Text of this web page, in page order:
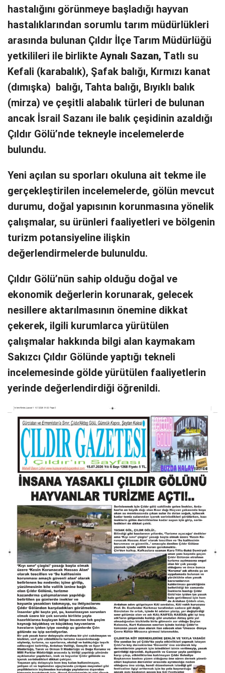
hastalığını görünmeye başladığı hayvan
hastalıklarından sorumlu tarım müdürlükleri
arasında bulunan Çıldır İlçe Tarım Müdürlüğü
yetkilileri ile birlikte Aynalı Sazan, Tatlı su
Kefali (karabalık), Şafak balığı, Kırmızı kanat
(dımışka) balığı, Tahta balığı, Bıyıklı balık
(mirza) ve çeşitli alabalık türleri de bulunan
ancak İsrail Sazanı ile balık çeşidinin azaldığı
Çıldır Gölü’nde tekneyle incelemelerde
bulundu.
Yeni açılan su sporları okuluna ait tekme ile
gerçekleştirilen incelemelerde, gölün mevcut
durumu, doğal yapısının korunmasına yönelik
çalışmalar, su ürünleri faaliyetleri ve bölgenin
turizm potansiyeline ilişkin
değerlendirmelerde bulunuldu.
Çıldır Gölü’nün sahip olduğu doğal ve
ekonomik değerlerin korunarak, gelecek
nesillere aktarılmasının önemine dikkat
çekerek, ilgili kurumlarca yürütülen
çalışmalar hakkında bilgi alan kaymakam
Sakızcı Çıldır Gölünde yaptığı tekneli
incelemesinde gölde yürütülen faaliyetlerin
yerinde değerlendirdiği öğrenildi.